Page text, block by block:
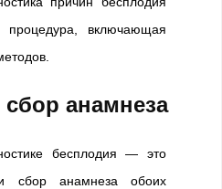
включающая
анамнеза
бесплодия — это
сбор анамнеза обоих